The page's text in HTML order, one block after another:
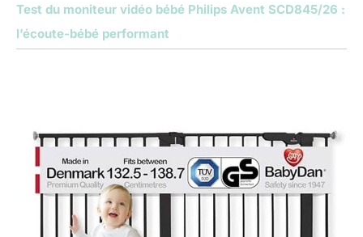
Test du moniteur vidéo bébé Philips Avent SCD845/26 :
l’écoute-bébé performant